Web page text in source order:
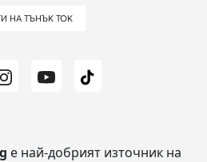
НА ТЪНЪК ТОК
е най-добрият източник на